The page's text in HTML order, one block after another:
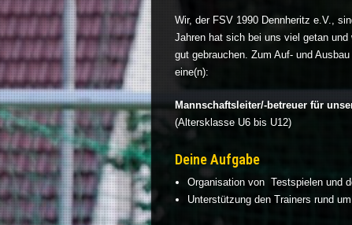
Wir, der FSV 1990 Dennheritz e.V.,
Jahren hat sich bei uns viel getan
gut gebrauchen. Zum Auf- und
eine(n):
Mannschaftsleiter/-betreuer für
(Altersklasse U6 bis U12)
Deine Aufgabe
Organisation von Testspielen und
Unterstützung den Trainers rund